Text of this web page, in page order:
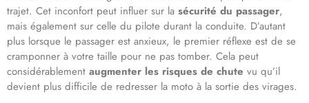
trajet. Cet inconfort peut influer sur la sécurité du passager,
mais également sur celle du pilote durant la conduite. D’autant
plus lorsque le passager est anxieux, le premier réflexe est de se
cramponner à votre taille pour ne pas tomber. Cela peut
considérablement augmenter les risques de chute vu qu’il
devient plus difficile de redresser la moto à la sortie des virages.